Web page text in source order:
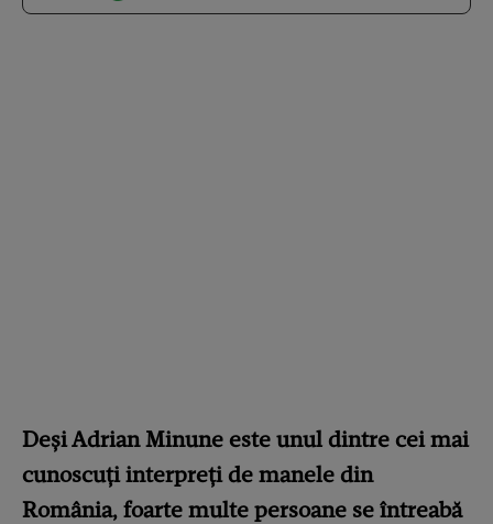
Deși Adrian Minune este unul dintre cei mai
cunoscuți interpreți de manele din
România, foarte multe persoane se întreabă